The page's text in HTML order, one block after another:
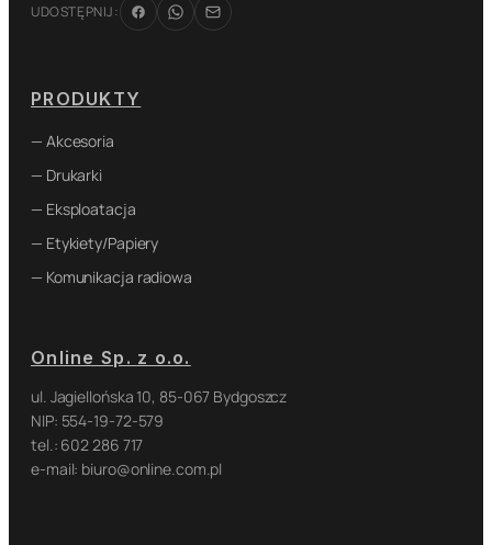
UDOSTĘPNIJ:
PRODUKTY
— Akcesoria
— Drukarki
— Eksploatacja
— Etykiety/Papiery
— Komunikacja radiowa
Online Sp. z o.o.
ul. Jagiellońska 10, 85-067 Bydgoszcz
NIP: 554-19-72-579
tel.: 602 286 717
e-mail: biuro@online.com.pl